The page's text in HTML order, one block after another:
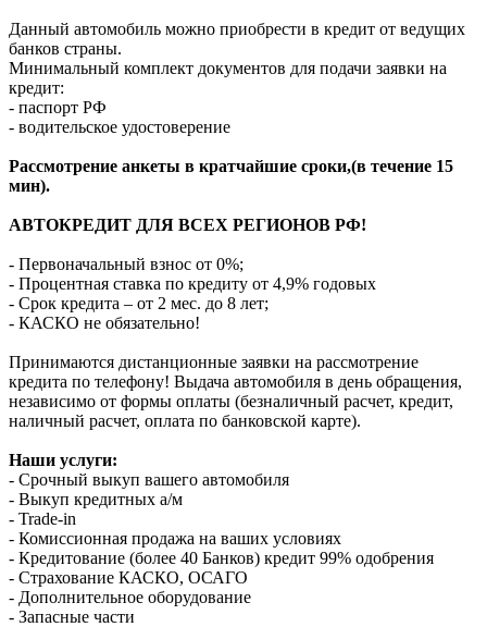
Данный автомобиль можно приобрести в кредит от ведущих
банков страны.
Минимальный комплект документов для подачи заявки на
кредит:
- паспорт РФ
- водительское удостоверение
Рассмотрение анкеты в кратчайшие сроки,(в течение 15
мин).
АВТОКРЕДИТ ДЛЯ ВСЕХ РЕГИОНОВ РФ!
- Первоначальный взнос от 0%;
- Процентная ставка по кредиту от 4,9% годовых
- Срок кредита – от 2 мес. до 8 лет;
- КАСКО не обязательно!
Принимаются дистанционные заявки на рассмотрение
кредита по телефону! Выдача автомобиля в день обращения,
независимо от формы оплаты (безналичный расчет, кредит,
наличный расчет, оплата по банковской карте).
Наши услуги:
- Срочный выкуп вашего автомобиля
- Выкуп кредитных а/м
- Trade-in
- Комиссионная продажа на ваших условиях
- Кредитование (более 40 Банков) кредит 99% одобрения
- Страхование КАСКО, ОСАГО
- Дополнительное оборудование
- Запасные части